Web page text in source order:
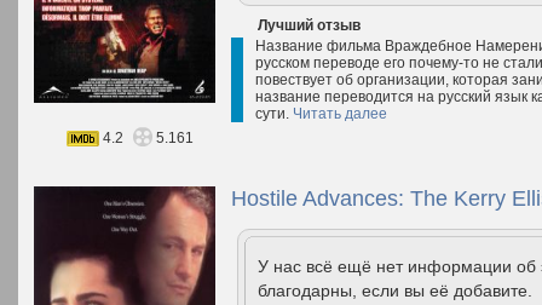
Лучший отзыв
Название фильма Враждебное
русском переводе его почему-то не
повествует об организации, которая
название переводится на русский язык
сути. Читать далее
4.2
5.161
Hostile Advances: The Kerry
У нас всё ещё нет информации
благодарны, если вы её добавите.